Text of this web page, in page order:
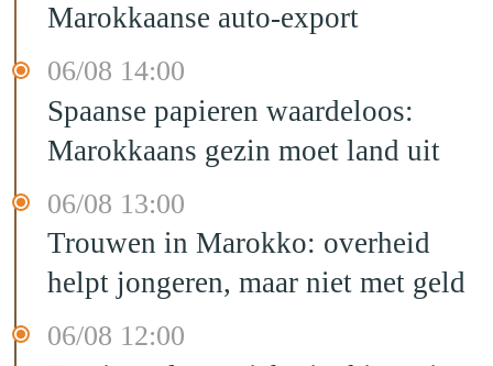
Marokkaanse auto-export
06/08 14:00
Spaanse papieren waardeloos:
Marokkaans gezin moet land uit
06/08 13:00
Trouwen in Marokko: overheid
helpt jongeren, maar niet met geld
06/08 12:00